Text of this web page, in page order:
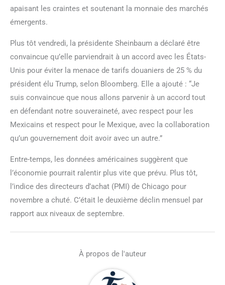
apaisant les craintes et soutenant la monnaie des marchés
émergents.
Plus tôt vendredi, la présidente Sheinbaum a déclaré être
convaincue qu’elle parviendrait à un accord avec les États-
Unis pour éviter la menace de tarifs douaniers de 25 % du
président élu Trump, selon Bloomberg. Elle a ajouté : “Je
suis convaincue que nous allons parvenir à un accord tout
en défendant notre souveraineté, avec respect pour les
Mexicains et respect pour le Mexique, avec la collaboration
qu’un gouvernement doit avoir avec un autre.”
Entre-temps, les données américaines suggèrent que
l’économie pourrait ralentir plus vite que prévu. Plus tôt,
l’indice des directeurs d’achat (PMI) de Chicago pour
novembre a chuté. C’était le deuxième déclin mensuel par
rapport aux niveaux de septembre.
À propos de l'auteur